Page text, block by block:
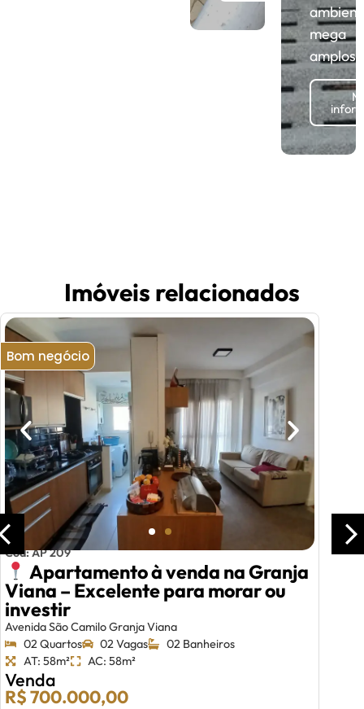
mega
amplos!
Imóveis relacionados
Bom negócio
Cód: AP 209
Apartamento à venda na Granja
Viana – Excelente para morar ou
investir
Avenida São Camilo Granja Viana
02 Quartos
02 Vagas
02 Banheiros
AT: 58m²
AC: 58m²
Venda
R$ 700.000,00